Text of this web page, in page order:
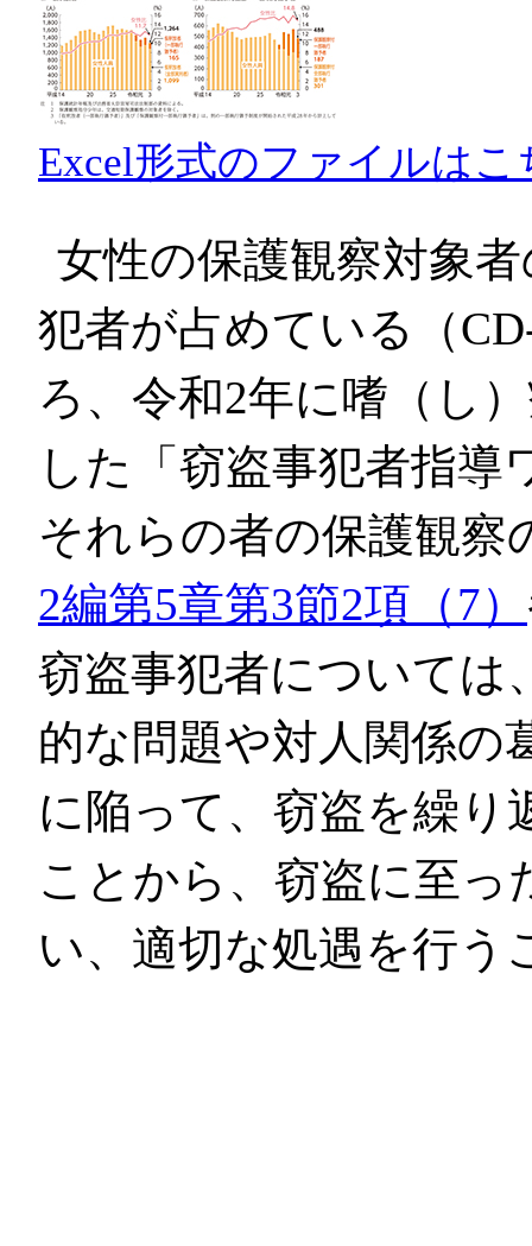
Excel形式のファイルはこ
女性の保護観察対象
犯者が占めている（
ろ、令和2年に嗜（し
した「窃盗事犯者指
それらの者の保護観察
2編第5章第3節2項（7）
窃盗事犯者については
的な問題や対人関係の
に陥って、窃盗を繰り
ことから、窃盗に至
い、適切な処遇を行う